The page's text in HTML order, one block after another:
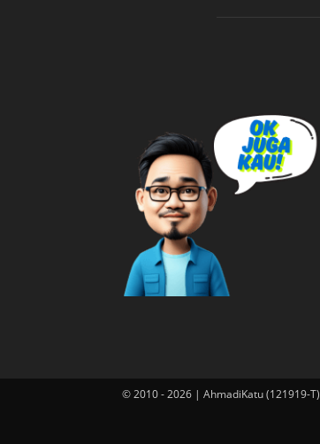
© 2010 - 2026 | AhmadiKatu (121919-T)